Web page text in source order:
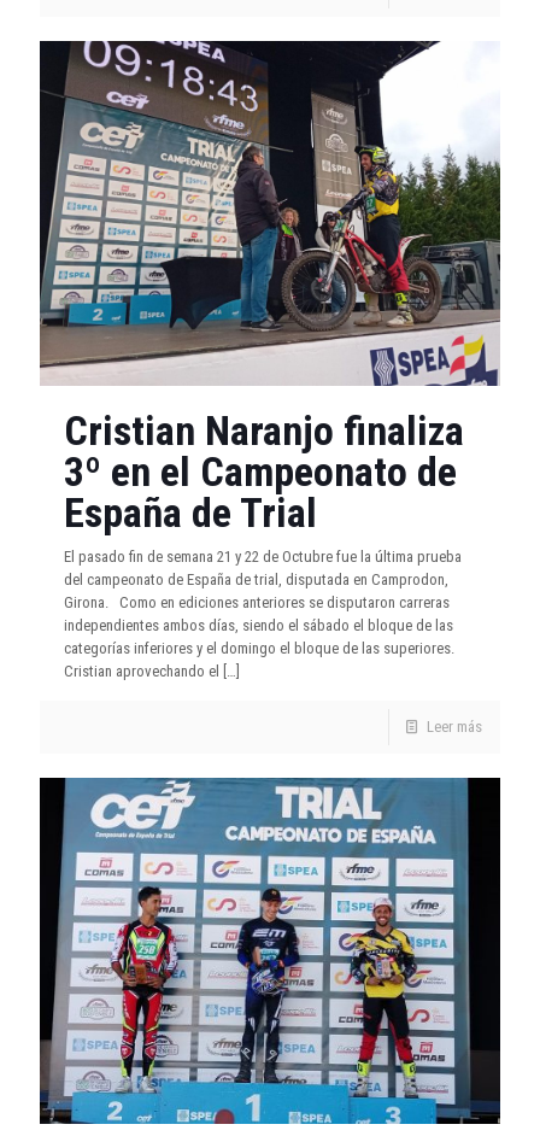
Cristian Naranjo finaliza
3º en el Campeonato de
España de Trial
El pasado fin de semana 21 y 22 de Octubre fue la última prueba
del campeonato de España de trial, disputada en Camprodon,
Girona. Como en ediciones anteriores se disputaron carreras
independientes ambos días, siendo el sábado el bloque de las
categorías inferiores y el domingo el bloque de las superiores.
Cristian aprovechando el
[…]
Leer más